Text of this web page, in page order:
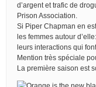
d’argent et trafic de
Prison Association.
Si Piper Chapman en
les femmes autour
leurs interactions qui
Mention très spéciale
La première saison est